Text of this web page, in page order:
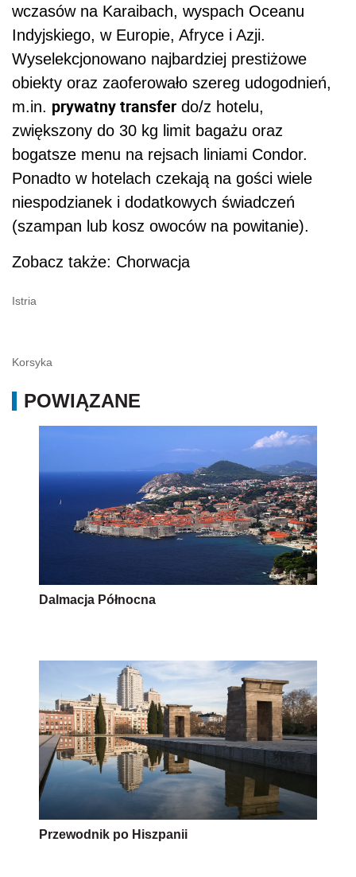
wczasów na Karaibach, wyspach Oceanu
Indyjskiego, w Europie, Afryce i Azji.
Wyselekcjonowano najbardziej prestiżowe
obiekty oraz zaoferowało szereg udogodnień,
m.in. prywatny transfer do/z hotelu,
zwiększony do 30 kg limit bagażu oraz
bogatsze menu na rejsach liniami Condor.
Ponadto w hotelach czekają na gości wiele
niespodzianek i dodatkowych świadczeń
(szampan lub kosz owoców na powitanie).
Zobacz także: Chorwacja
Istria
Korsyka
POWIĄZANE
Dalmacja Północna
Przewodnik po Hiszpanii